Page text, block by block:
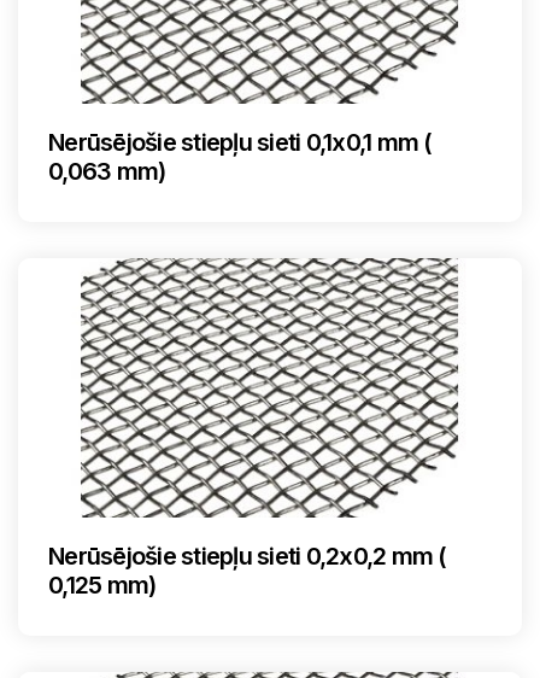
Nerūsējošie stiepļu sieti 0,1x0,1 mm (
0,063 mm)
Nerūsējošie stiepļu sieti 0,2x0,2 mm (
0,125 mm)